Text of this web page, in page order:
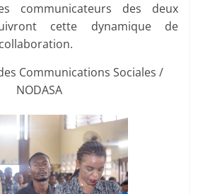
communicateurs des deux
cette dynamique de
Communications Sociales /
NODASA